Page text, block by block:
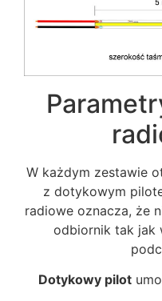
W każdym zestawie
z dotykowym
radiowe oznacza, że
odbiornik tak jak
Dotykowy pilot